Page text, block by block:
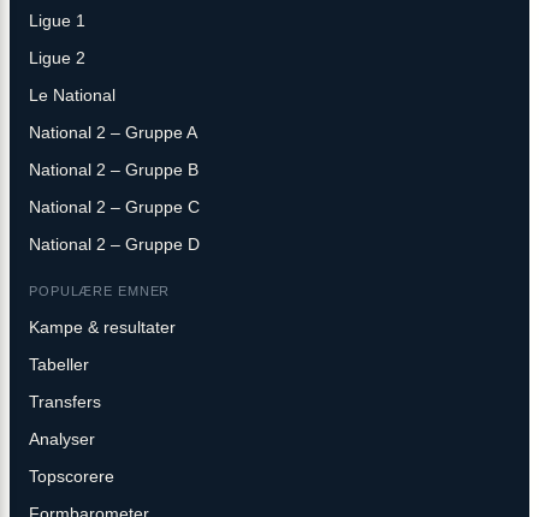
Ligue 1
Ligue 2
Le National
National 2 – Gruppe A
National 2 – Gruppe B
National 2 – Gruppe C
National 2 – Gruppe D
POPULÆRE EMNER
Kampe & resultater
Tabeller
Transfers
Analyser
Topscorere